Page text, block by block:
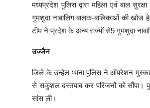
मध्यप्रदेश पुलिस द्वारा महिला एवं बाल
गुमशुदा नाबालिग बालक-बालिकाओं की खोज
टीम ने प्रदेश के अन्‍य राज्‍यों से5 गुमशुदा
उज्जैन
जिले के उन्हेल थाना पुलिस ने ऑपरेशन मुस्कान
से सकुशल दस्तयाब कर परिजनों को सौंपा।
सांस ली।